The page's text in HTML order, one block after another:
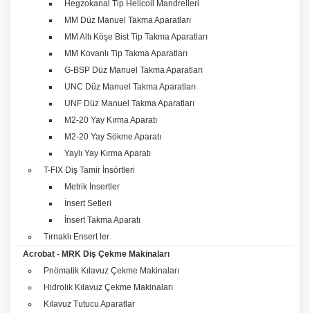
Hegzokanal Tip Helicoil Mandrelleri
MM Düz Manuel Takma Aparatları
MM Altı Köşe Bist Tip Takma Aparatları
MM Kovanlı Tip Takma Aparatları
G-BSP Düz Manuel Takma Aparatları
UNC Düz Manuel Takma Aparatları
UNF Düz Manuel Takma Aparatları
M2-20 Yay Kırma Aparatı
M2-20 Yay Sökme Aparatı
Yaylı Yay Kırma Aparatı
T-FIX Diş Tamir İnsörtleri
Metrik İnsertler
İnsert Setleri
İnsert Takma Aparatı
Tırnaklı Ensert ler
Acrobat - MRK Diş Çekme Makinaları
Pnömatik Kılavuz Çekme Makinaları
Hidrolik Kılavuz Çekme Makinaları
Kılavuz Tutucu Aparatlar